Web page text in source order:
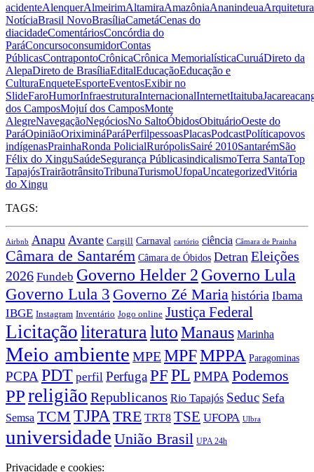
acidenteAlenquerAlmeirimAltamiraAmazôniaAnanindeuaArquitetura
NotíciaBrasil NovoBrasíliaCametáCenas do
diacidadeComentáriosConcórdia do
ParáConcursoconsumidorContas
PúblicasContrapontoCrônicaCrônica MemorialísticaCuruáDireto da
AlepaDireto de BrasíliaEditalEducaçãoEducação e
CulturaEnqueteEsporteEventosExibir no
SlideFaroHumorInfraestruturaInternacionalInternetItaituba
dos CamposMojuí dos CamposMonte
AlegreNavegaçãoNegóciosNo SaltoÓbidosObituárioOeste do
ParáOpiniãoOriximináParáPerfilpessoasPlacasPodcastPolíticapovos
indígenasPrainhaRonda PolicialRurópolisSairé 2010SantarémSão
Félix do XinguSaúdeSegurança PúblicasindicalismoTerra SantaTop
TapajósTrairãotrânsitoTribunaTurismoUfopaUncategorizedVitória
do Xingu
TAGS:
Airbnb Anapu Avante Cargill Carnaval cartório ciência Câmara de Prainha
Câmara de Santarém Câmara de Óbidos Detran Eleições
2026 Fundeb Governo Helder 2 Governo Lula
Governo Lula 3 Governo Zé Maria história Ibama
IBGE Instagram Inventário Jogo online Justiça Federal
LicitaçãoliteraturalutoManaus Marinha
Meio ambiente MPEMPFMPPA Paragominas
PCPA PDT perfil PerfugaPFPL PMPA Podemos
PPreligião Republicanos Rio Tapajós Seduc Sefa
Semsa TCM TJPA TRE TRT8 TSE UFOPA Ulbra
universidade União Brasil UPA 24h
Privacidade e cookies: